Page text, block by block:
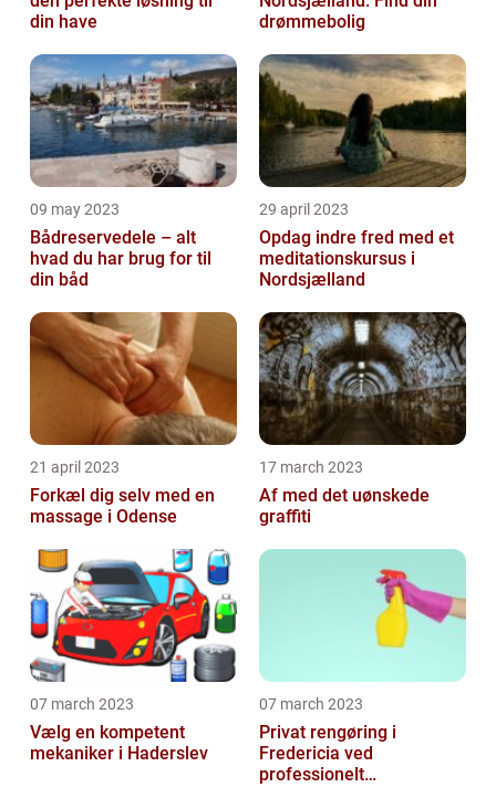
din have
drømmebolig
09 may 2023
Bådreservedele – alt
hvad du har brug for til
din båd
29 april 2023
Opdag indre fred med et
meditationskursus i
Nordsjælland
21 april 2023
Forkæl dig selv med en
massage i Odense
17 march 2023
Af med det uønskede
graffiti
07 march 2023
Vælg en kompetent
mekaniker i Haderslev
07 march 2023
Privat rengøring i
Fredericia ved
professionelt